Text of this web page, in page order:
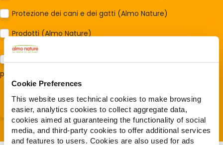
Cookie Preferences
This website uses technical cookies to make browsing
easier, analytics cookies to collect aggregate data,
cookies aimed at guaranteeing the functionality of social
media, and third-party cookies to offer additional services
and features to users. Cookies are also used for ads
Protezione dei cani e dei gatti (Almo Nature)
Prodotti (Almo Nature)
preso visione della